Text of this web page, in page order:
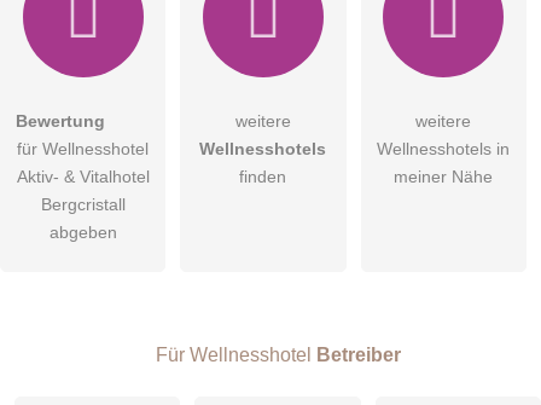
DieDatenschutzerklärunghabe ich zur Kenntnis genommen.
öffentliche Frage stellen
Wellnesshotel-Eintrag zu stellen.
Bewertung
für Wellnesshotel
Aktiv- & Vitalhotel
Bergcristall
abgeben
weitere
Wellnesshotels
finden
weitere
Wellnesshotels in
meiner Nähe
Für Wellnesshotel Betreiber